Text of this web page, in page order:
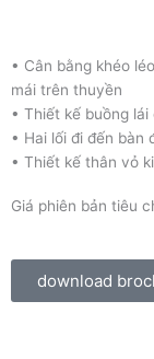
• Cân bằng khéo
mái trên thuyền
• Thiết kế buồng
• Hai lối đi đến bàn
• Thiết kế thân vỏ
Giá phiên bản tiêu
download